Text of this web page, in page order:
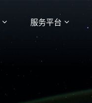
服务平台